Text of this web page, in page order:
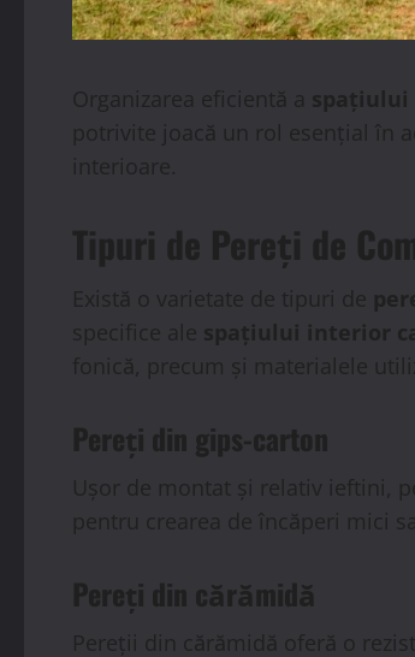
Organizarea eficientă a spațiului
potrivite joacă un rol esențial în
interioare.
Tipuri de Pereți de
Există o varietate de tipuri de
specifice ale spațiului interior
fonică, precum și materialele
Pereți din gips-carton
Ușor de montat și relativ ieftini,
pentru crearea de încăperi mici
Pereți din cărămidă
Pereții din cărămidă oferă o